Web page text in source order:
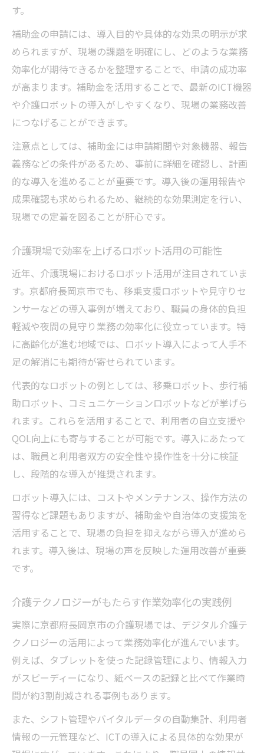
す。
補助金の申請には、導入目的や具体的な効果の明示が求
められますが、現場の課題を明確にし、どのような業務
効率化が期待できるかを整理することで、申請の成功率
が高まります。補助金を活用することで、最新のICT機器
や介護ロボットの導入がしやすくなり、現場の業務改善
につなげることができます。
注意点としては、補助金には申請期間や対象機器、報告
義務などの条件があるため、事前に詳細を確認し、計画
的な導入を進めることが重要です。導入後の運用報告や
成果確認も求められるため、継続的な効果測定を行い、
現場での定着を図ることが肝心です。
介護現場で効率を上げるロボット活用の可能性
近年、介護現場におけるロボット活用が注目されていま
す。京都府長岡京市でも、移乗支援ロボットや見守りセ
ンサーなどの導入事例が増えており、職員の身体的負担
軽減や夜間の見守り業務の効率化に役立っています。特
に高齢化が進む地域では、ロボット導入によって人手不
足の解消にも期待が寄せられています。
代表的なロボットの例としては、移乗ロボット、歩行補
助ロボット、コミュニケーションロボットなどが挙げら
れます。これらを活用することで、利用者の自立支援や
QOL向上にも寄与することが可能です。導入にあたって
は、職員と利用者双方の安全性や操作性を十分に検証
し、段階的な導入が推奨されます。
ロボット導入には、コストやメンテナンス、操作方法の
習得など課題もありますが、補助金や自治体の支援策を
活用することで、現場の負担を抑えながら導入が進めら
れます。導入後は、現場の声を反映した運用改善が重要
です。
介護テクノロジーがもたらす作業効率化の実践例
実際に京都府長岡京市の介護現場では、デジタル介護テ
クノロジーの活用によって業務効率化が進んでいます。
例えば、タブレットを使った記録管理により、情報入力
がスピーディーになり、紙ベースの記録と比べて作業時
間が約3割削減される事例もあります。
また、シフト管理やバイタルデータの自動集計、利用者
情報の一元管理など、ICTの導入による具体的な効果が